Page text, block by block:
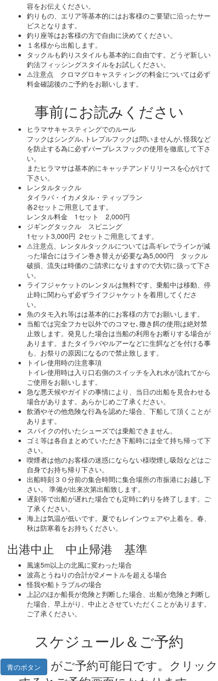
容をお伝えください。
釣りもの、エリア等基本的にはお客様のご要望に沿ったサー
ビスとなります。
釣り座等はお客様の方で自由に決めてください。
１名様から出船します。
タックルも釣りスタイルも基本的に自由です。どうぞ新しい
釣法フィッシングスタイルをお試しください。
⚠️注意点 クロマグロキャスティングの料金については必ず
料金確認後のご予約をお願いします。
事前にお読みください
ヒラマサキャスティングでのルール
フックはシングル､トレプルフックは問いませんが､怪我など
を防止する為に必ずバーブレスフックの使用を徹底して下さ
い。
またヒラマサは基本的にキャッチアンドリリースを心がけて
下さい。
レンタルタックル
タイラバ・イカメタル・ティップラン
各2セットご用意してます。
レンタル料金 1セット 2,000円
ジギングタックル スピニング
1セット3,000円 2セットご用意してます。
⚠注意点、レンタルタックルについては高ギレでラインが減
った場合にはライン巻き替えが必要な為5,000円 タックル
破損、流失は時価のご請求になりますので大切に扱って下さ
い。
ライフジャケットのレンタルは無料です。乗船中は移動、停
止時に関わらず必ずライフジャケットを着用してくださ
い。
魚のタモ入れ等はは基本的にお客様の方でお願いします。
当船では完全フカセ以外でのコマセ､撒き餌の使用は絶対禁
止致します。発見した場合は当船の利用をお断りする場合が
あります。またタイラバやルアーなどに生餌などを付ける事
も、お祭りの原因になるので禁止致します。
トイレ使用時の注意事項
トイレ使用時は入り口右側のスイッチを入れ水が流れてから
ご使用をお願いします。
急な悪天候やガイドの事情により、当日の出船を見合わせる
場合があります。あらかじめご了承ください。
飲酒やその他危険な行為を認めた場合、下船して頂くことが
あります。
スパイクの付いたシューズでは乗船できません。
ゴミ等は各自まとめていただき下船時には全て持ち帰って下
さい。
喫煙者は他のお客様の迷惑にならない様喫煙し吸殻などはご
自身でお持ち帰り下さい。
出船時刻３０分前の集合時間に集合場所の市振港にお越し下
さい。 準備が出来次第出船致します。
遅刻等で出船が遅れた場合でも定時に釣りを終了します。ご
了承ください。
海上は気温が低いです。夏でもレインウェアや上着を。春、
秋は防寒着をお持ちください。
出港中止 中止帰港 基準
風速5m以上の北風に変わった場合
波高とうねりの合計が2メートルを超える場合
怪我や船トラブルの場合
上記のほか船長が危険と判断した場合、出船が危険と判断し
た場合、早上がり、中止とさせていただくことがあります。
ご了承ください。
スケジュール＆ご予約
青のボタン
がご予約可能日です。クリック